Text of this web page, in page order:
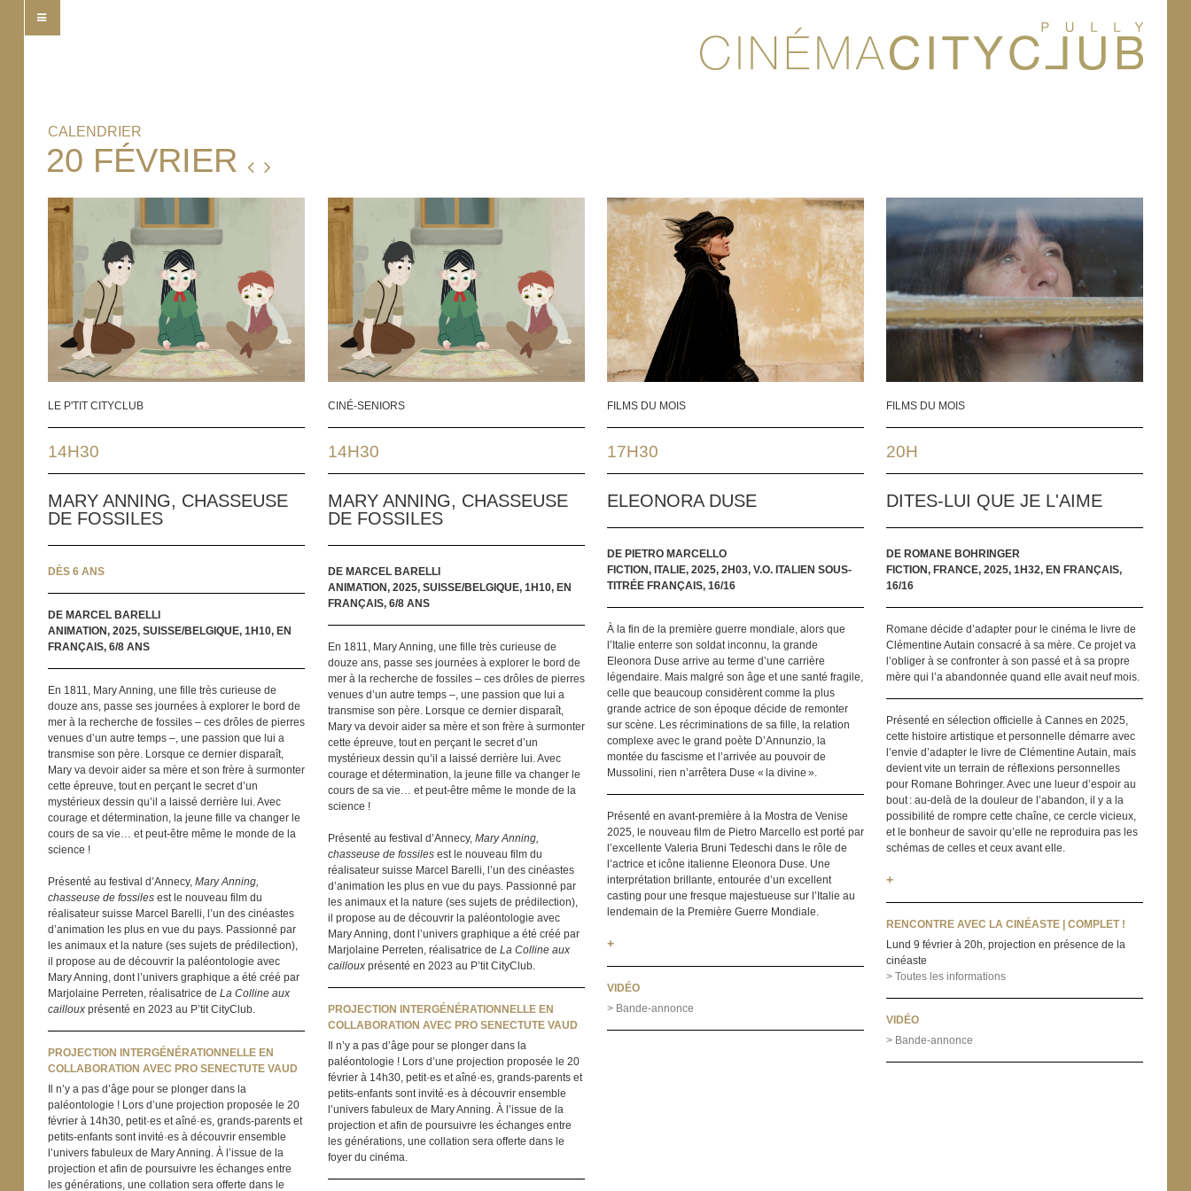
20 FÉVRIER
LE P'TIT CITYCLUB
14H30
MARY ANNING, CHASSEUSE
DE FOSSILES
DÈS 6 ANS
DE MARCEL BARELLI
ANIMATION, 2025, SUISSE/BELGIQUE, 1H10, EN
FRANÇAIS, 6/8 ANS
En 1811, Mary Anning, une fille très curieuse de
douze ans, passe ses journées à explorer le bord de
mer à la recherche de fossiles – ces drôles de pierres
venues d’un autre temps –, une passion que lui a
transmise son père. Lorsque ce dernier disparaît,
Mary va devoir aider sa mère et son frère à surmonter
cette épreuve, tout en perçant le secret d’un
mystérieux dessin qu’il a laissé derrière lui. Avec
courage et détermination, la jeune fille va changer le
cours de sa vie… et peut-être même le monde de la
science !
Présenté au festival d’Annecy, Mary Anning,
chasseuse de fossilesest le nouveau film du
réalisateur suisse Marcel Barelli, l’un des cinéastes
d’animation les plus en vue du pays. Passionné par
les animaux et la nature (ses sujets de prédilection),
il propose au de découvrir la paléontologie avec
Mary Anning, dont l’univers graphique a été créé par
Marjolaine Perreten, réalisatrice deLa Colline aux
cailloux présenté en 2023 au P’tit CityClub.
PROJECTION INTERGÉNÉRATIONNELLE EN
COLLABORATION AVEC PRO SENECTUTE VAUD
Il n’y a pas d’âge pour se plonger dans la
paléontologie ! Lors d’une projection proposée le 20
février à 14h30, petit·es et aîné·es, grands-parents et
petits-enfants sont invité·es à découvrir ensemble
l’univers fabuleux de Mary Anning. À l’issue de la
projection et afin de poursuivre les échanges entre
les générations, une collation sera offerte dans le
CINÉ-SENIORS
14H30
MARY ANNING, CHASSEUSE
DE FOSSILES
DE MARCEL BARELLI
ANIMATION, 2025, SUISSE/BELGIQUE, 1H10, EN
FRANÇAIS, 6/8 ANS
En 1811, Mary Anning, une fille très curieuse de
douze ans, passe ses journées à explorer le bord de
mer à la recherche de fossiles – ces drôles de pierres
venues d’un autre temps –, une passion que lui a
transmise son père. Lorsque ce dernier disparaît,
Mary va devoir aider sa mère et son frère à surmonter
cette épreuve, tout en perçant le secret d’un
mystérieux dessin qu’il a laissé derrière lui. Avec
courage et détermination, la jeune fille va changer le
cours de sa vie… et peut-être même le monde de la
science !
Présenté au festival d’Annecy,Mary Anning,
chasseuse de fossiles est le nouveau film du
réalisateur suisse Marcel Barelli, l’un des cinéastes
d’animation les plus en vue du pays. Passionné par
les animaux et la nature (ses sujets de prédilection),
il propose au de découvrir la paléontologie avec
Mary Anning, dont l’univers graphique a été créé par
Marjolaine Perreten, réalisatrice de La Colline aux
caillouxprésenté en 2023 au P’tit CityClub.
PROJECTION INTERGÉNÉRATIONNELLE EN
COLLABORATION AVEC PRO SENECTUTE VAUD
Il n’y a pas d’âge pour se plonger dans la
paléontologie ! Lors d’une projection proposée le 20
février à 14h30, petit·es et aîné·es, grands-parents et
petits-enfants sont invité·es à découvrir ensemble
l’univers fabuleux de Mary Anning. À l’issue de la
projection et afin de poursuivre les échanges entre
les générations, une collation sera offerte dans le
foyer du cinéma.
FILMS DU MOIS
17H30
ELEONORA DUSE
DE PIETRO MARCELLO
FICTION, ITALIE, 2025, 2H03, V.O. ITALIEN SOUS-
TITRÉE FRANÇAIS, 16/16
À la fin de la première guerre mondiale, alors que
l’Italie enterre son soldat inconnu, la grande
Eleonora Duse arrive au terme d’une carrière
légendaire. Mais malgré son âge et une santé fragile,
celle que beaucoup considèrent comme la plus
grande actrice de son époque décide de remonter
sur scène. Les récriminations de sa fille, la relation
complexe avec le grand poète D’Annunzio, la
montée du fascisme et l’arrivée au pouvoir de
Mussolini, rien n’arrêtera Duse « la divine ».
Présenté en avant-première à la Mostra de Venise
2025, le nouveau film de Pietro Marcello est porté par
l’excellente Valeria Bruni Tedeschi dans le rôle de
l’actrice et icône italienne Eleonora Duse. Une
interprétation brillante, entourée d’un excellent
casting pour une fresque majestueuse sur l’Italie au
lendemain de la Première Guerre Mondiale.
+
VIDÉO
> Bande-annonce
FILMS DU MOIS
20H
DITES-LUI QUE JE L'AIME
DE ROMANE BOHRINGER
FICTION, FRANCE, 2025, 1H32, EN FRANÇAIS,
16/16
Romane décide d’adapter pour le cinéma le livre de
Clémentine Autain consacré à sa mère. Ce projet va
l’obliger à se confronter à son passé et à sa propre
mère qui l’a abandonnée quand elle avait neuf mois.
Présenté en sélection officielle à Cannes en 2025,
cette histoire artistique et personnelle démarre avec
l’envie d’adapter le livre de Clémentine Autain, mais
devient vite un terrain de réflexions personnelles
pour Romane Bohringer. Avec une lueur d’espoir au
bout : au-delà de la douleur de l’abandon, il y a la
possibilité de rompre cette chaîne, ce cercle vicieux,
et le bonheur de savoir qu’elle ne reproduira pas les
schémas de celles et ceux avant elle.
+
RENCONTRE AVEC LA CINÉASTE | COMPLET !
Lund 9 février à 20h, projection en présence de la
cinéaste
> Toutes les informations
VIDÉO
> Bande-annonce
CALENDRIER